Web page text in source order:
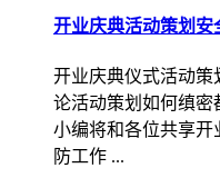
开业庆典活动策划安
开业庆典仪式活动策
论活动策划如何缜密
小编将和各位共享开
防工作 ...